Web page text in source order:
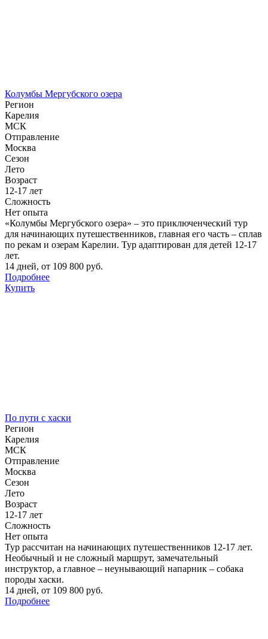
Колумбы Мергубского озера
Регион
Карелия
МСК
Отправление
Москва
Сезон
Лето
Возраст
12-17 лет
Сложность
Нет опыта
«Колумбы Мергубского озера» – это приключенческий тур
для начинающих путешественников, главная его часть – сплав
по рекам и озерам Карелии. Тур адаптирован для детей 12-17
лет.
14 дней, от 109 800 руб.
Подробнее
Купить
По пути с хаски
Регион
Карелия
МСК
Отправление
Москва
Сезон
Лето
Возраст
12-17 лет
Сложность
Нет опыта
Тур рассчитан на начинающих путешественников 12-17 лет.
Необычный и не сложный маршрут, замечательный
инструктор, а главное – неунывающий напарник – собака
породы хаски.
14 дней, от 109 800 руб.
Подробнее